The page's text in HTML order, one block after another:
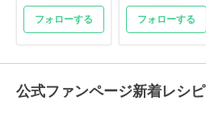
フォローする フォローする
公式ファンページ新着レシピ